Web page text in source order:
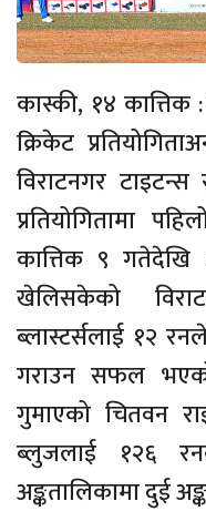
कास्की, १४ कात्तिक
क्रिकेट
विराटनगर
प्रतियोगितामा
कात्तिक ९ गतेदेखि
खेलिसकेको
ब्लास्टर्सलाई १२
गराउन सफल
गुमाएको चितवन
ब्लुजलाई १२६
अङ्कतालिकामा दुई